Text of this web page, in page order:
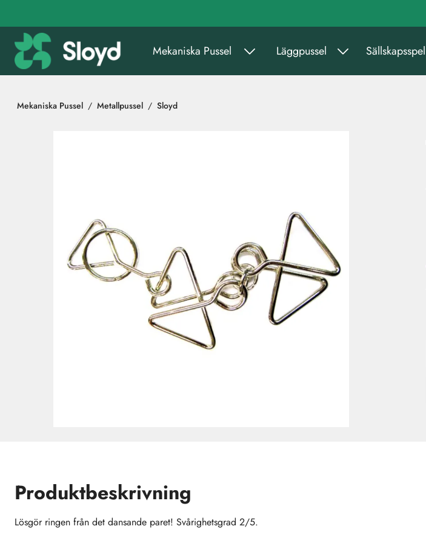
Mekaniska Pussel Läggpussel Sällskapsspel
Mekaniska Pussel Metallpussel Sloyd
Produktbeskrivning
Lösgör ringen från det dansande paret! Svårighetsgrad 2/5.